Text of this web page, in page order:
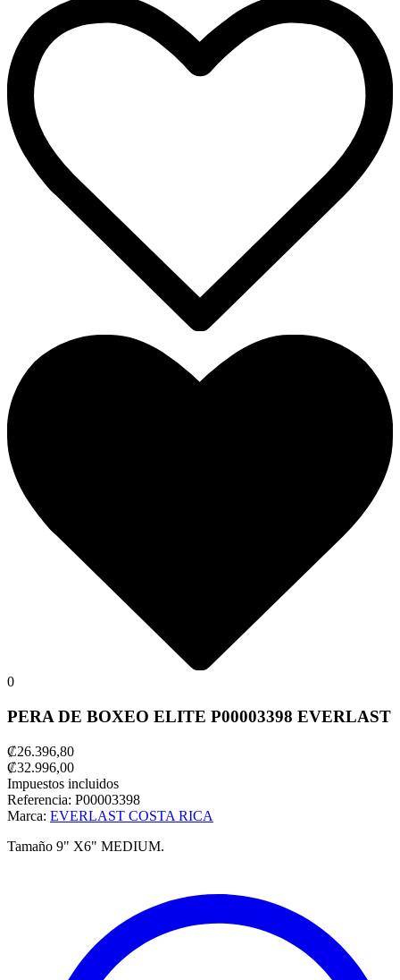
0
PERA DE BOXEO ELITE P00003398 EVERLAST
₡26.396,80
₡32.996,00
Impuestos incluidos
Referencia: P00003398
Marca: EVERLAST COSTA RICA
Tamaño 9" X6" MEDIUM.